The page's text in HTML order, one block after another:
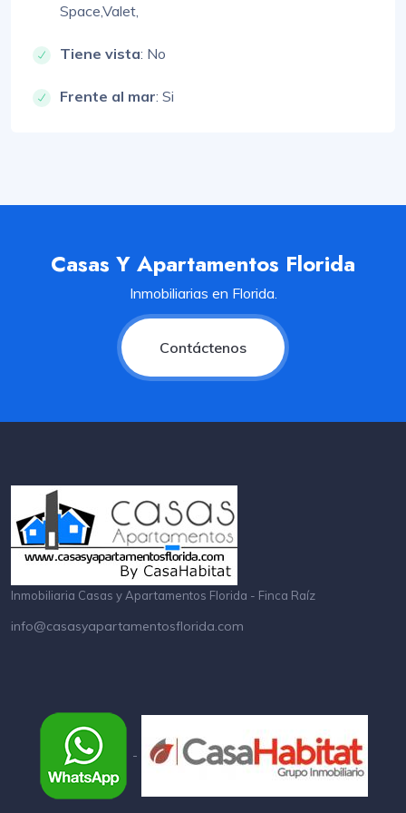
Space,Valet,
Tiene vista: No
Frente al mar: Si
Casas Y Apartamentos Florida
Inmobiliarias en Florida.
Contáctenos
Inmobiliaria Casas y Apartamentos Florida - Finca Raíz
info@casasyapartamentosflorida.com
-